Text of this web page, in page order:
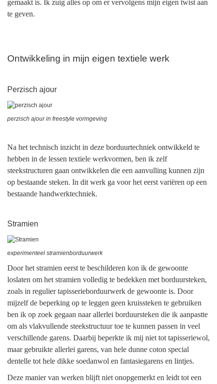
gemaakt is. Ik zuig alles op om er vervolgens mijn eigen twist aan
te geven.
Ontwikkeling in mijn eigen textiele werk
Perzisch ajour
perzisch ajour in freestyle vormgeving
Na het technisch inzicht in deze borduurtechniek ontwikkeld te
hebben in de lessen textiele werkvormen, ben ik zelf
steekstructuren gaan ontwikkelen die een aanvulling kunnen zijn
op bestaande steken. In dit werk ga voor het eerst variëren op een
bestaande handwerktechniek.
Stramien
experimenteel stramienborduurwerk
Door het stramien eerst te beschilderen kon ik de gewoonte
loslaten om het stramien volledig te bedekken met borduursteken,
zoals in regulier tapisserieborduurwerk de gewoonte is. Door
mijzelf de beperking op te leggen geen kruissteken te gebruiken
ben ik op zoek gegaan naar allerlei borduursteken die ik aanpastte
om als vlakvullende steekstructuur toe te kunnen passen in veel
verschillende garens. Daarbij beperkte ik mij niet tot tapisseriewol,
maar gebruikte allerlei garens, van hele dunne coton special
dentelle tot hele dikke soedanwol en fantasiegarens en lintjes.
Deze manier van werken blijft niet onopgemerkt en leidt tot een